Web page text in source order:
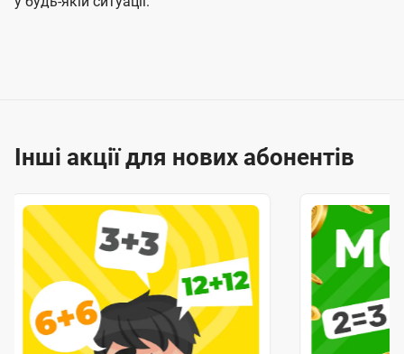
Інші акції для нових абонентів